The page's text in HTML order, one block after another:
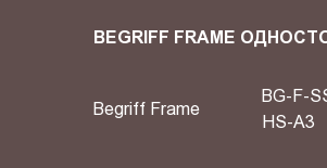
BEGRIFF FRAME
Begriff Frame
BG-F-
HS-A3